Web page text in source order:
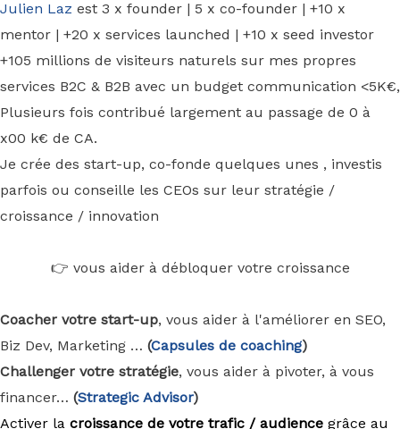
Julien Laz est 3 x founder | 5 x co-founder | +10 x
mentor | +20 x services launched | +10 x seed investor
+105 millions de visiteurs naturels sur mes propres
services B2C & B2B avec un budget communication <5K€,
Plusieurs fois contribué largement au passage de 0 à
x00 k€ de CA.
Je crée des start-up, co-fonde quelques unes , investis
parfois ou conseille les CEOs sur leur stratégie /
croissance / innovation
👉 vous aider à débloquer votre croissance
Coacher votre start-up, vous aider à l'améliorer en SEO,
Biz Dev, Marketing … (Capsules de coaching)
Challenger votre stratégie, vous aider à pivoter, à vous
financer… (Strategic Advisor)
Activer la croissance de votre trafic / audience grâce au